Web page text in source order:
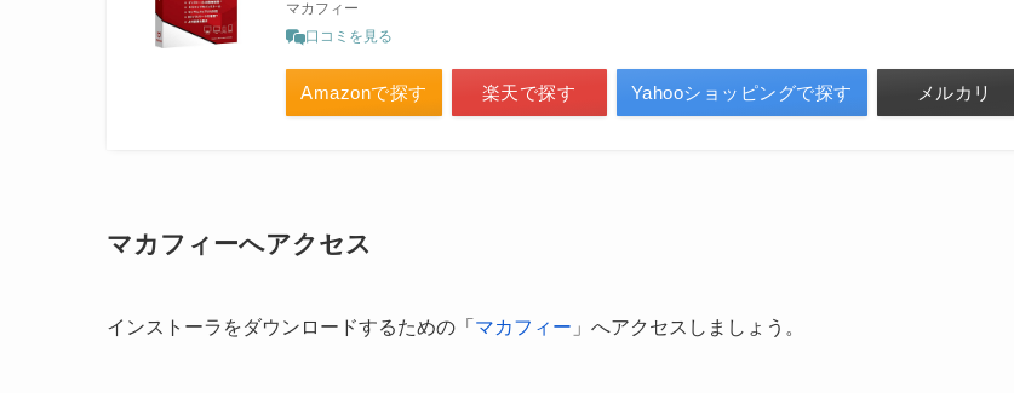
マカフィー
口コミを見る
Amazonで探す 楽天で探す Yahooショッピングで探す メルカリ
マカフィーへアクセス
インストーラをダウンロードするための「 マカフィー 」へアクセスしましょう。